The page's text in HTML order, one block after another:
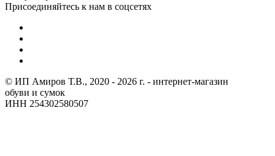
Присоединяйтесь к нам в соцсетях
© ИП Амиров Т.В., 2020 - 2026 г. - интернет-магазин
обуви и сумок
ИНН 254302580507